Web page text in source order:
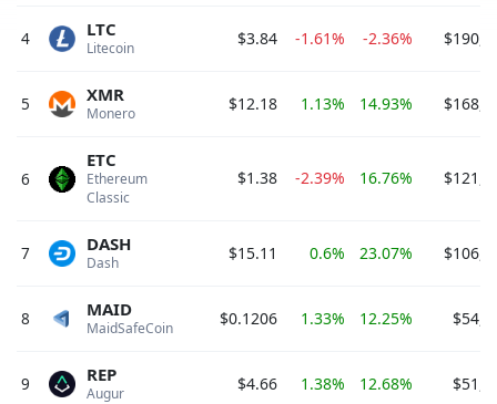
4 Litecoin
LTC $3.84 -1.61% -2.36%
5 Monero
XMR $12.18 1.13% 14.93%
6
Ethereum
Classic
ETC
$1.38 -2.39% 16.76%
7 Dash
DASH $15.11 0.6% 23.07%
8 MaidSafeCoin
MAID $0.1206 1.33% 12.25%
9 Augur
REP $4.66 1.38% 12.68%